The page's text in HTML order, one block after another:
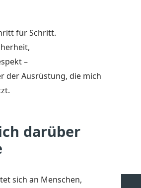
für Schritt.
–
der Ausrüstung, die mich
darüber
sich an Menschen,